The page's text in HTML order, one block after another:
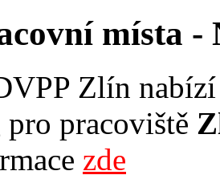
místa -
Zlín
pro pracoviště
zde